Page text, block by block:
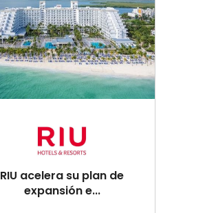
RIU acelera su plan de
expansión e...